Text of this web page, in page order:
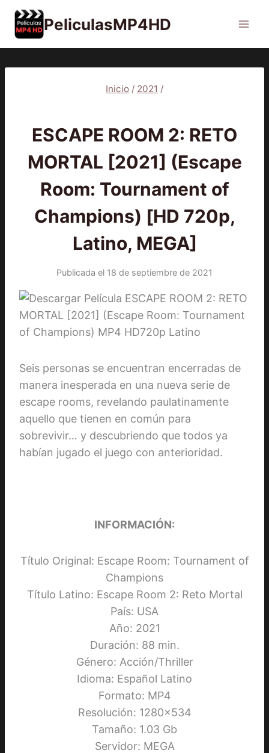
Saltar
contenido
PeliculasMP4HD
Inicio / 2021 /
ESCAPE ROOM 2: RETO
MORTAL [2021] (Escape
Room: Tournament of
Champions) [HD 720p,
Latino, MEGA]
Publicada el 18 de septiembre de 2021
Seis personas se encuentran encerradas de
manera inesperada en una nueva serie de
escape rooms, revelando paulatinamente
aquello que tienen en común para
sobrevivir… y descubriendo que todos ya
habían jugado el juego con anterioridad.
INFORMACIÓN:
Título Original: Escape Room: Tournament of
Champions
Título Latino: Escape Room 2: Reto Mortal
País: USA
Año: 2021
Duración: 88 min.
Género: Acción/Thriller
Idioma: Español Latino
Formato: MP4
Resolución: 1280×534
Tamaño: 1.03 Gb
Servidor: MEGA